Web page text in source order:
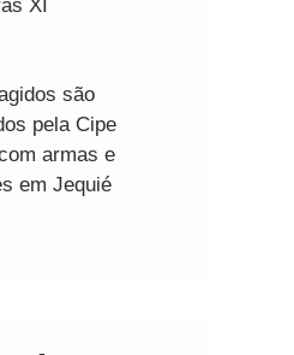
XI
são
pela Cipe
armas e
em Jequié